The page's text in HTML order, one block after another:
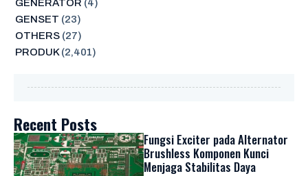
GENERATOR (4)
GENSET (23)
OTHERS(27)
PRODUK(2,401)
Recent Posts
Fungsi Exciter pada Alternator
Brushless Komponen Kunci
Menjaga Stabilitas Daya